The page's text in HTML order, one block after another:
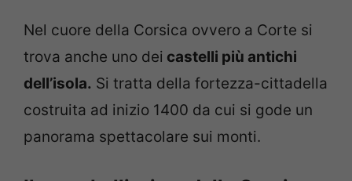
Nel cuore della Corsica ovvero a Corte si
trova anche uno dei castelli più antichi
dell’isola. Si tratta della fortezza-cittadella
costruita ad inizio 1400 da cui si gode un
panorama spettacolare sui monti.